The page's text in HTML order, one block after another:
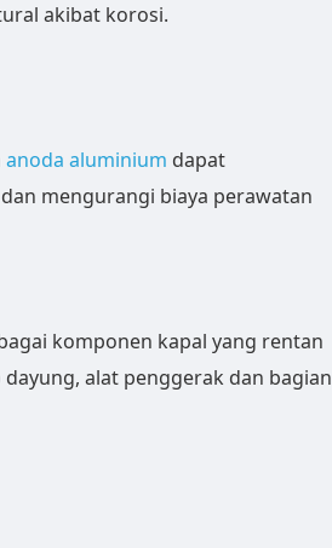
akibat korosi.
anoda aluminium dapat
mengurangi biaya perawatan
komponen kapal yang rentan
alat penggerak dan bagian